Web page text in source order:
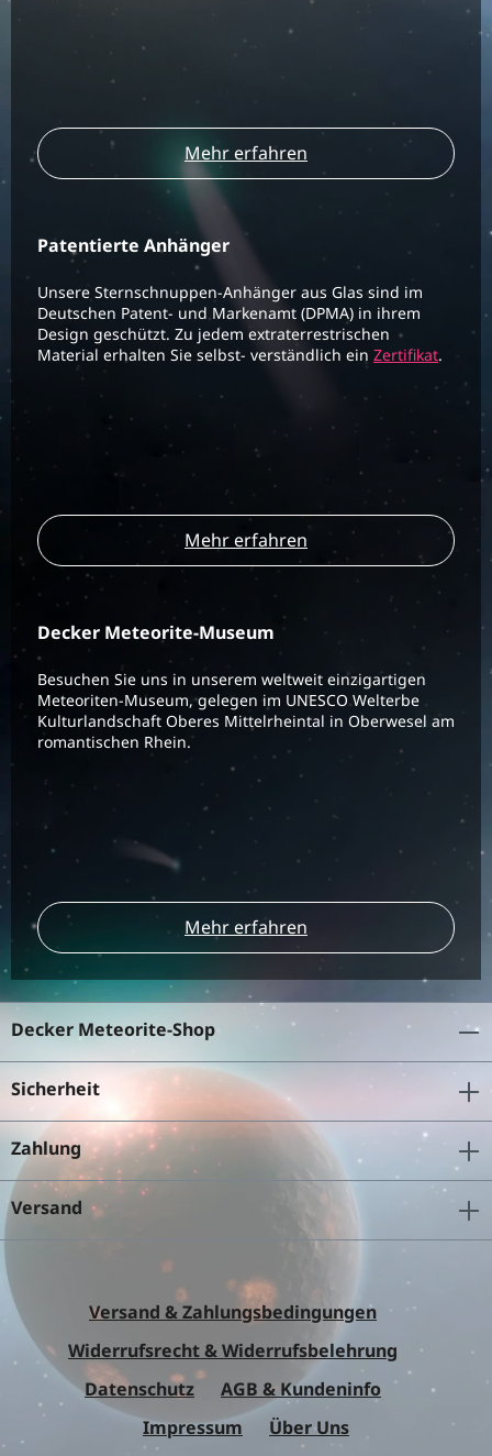
Mehr erfahren
Patentierte Anhänger
Unsere Sternschnuppen-Anhänger aus Glas sind im
Deutschen Patent- und Markenamt (DPMA) in ihrem
Design geschützt. Zu jedem extraterrestrischen
Material erhalten Sie selbst- verständlich ein Zertifikat.
Mehr erfahren
Decker Meteorite-Museum
Besuchen Sie uns in unserem weltweit einzigartigen
Meteoriten-Museum, gelegen im UNESCO Welterbe
Kulturlandschaft Oberes Mittelrheintal in Oberwesel am
romantischen Rhein.
Mehr erfahren
Decker Meteorite-Shop
Sicherheit
Zahlung
Versand
Versand & Zahlungsbedingungen
Widerrufsrecht & Widerrufsbelehrung
Datenschutz
AGB & Kundeninfo
Impressum
Über Uns